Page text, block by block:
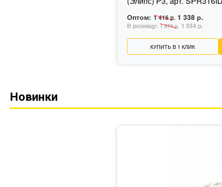
Оптом: 1 416 р. 1 338 р.
В розницу: 1 674 р. 1 554 р.
КУПИТЬ В 1 КЛИК
Новинки